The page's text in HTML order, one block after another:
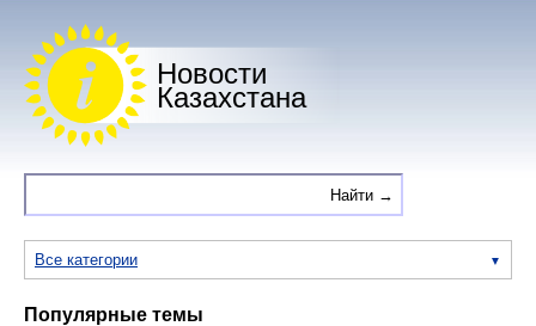
Новости
Казахстана
Все категории
Популярные темы